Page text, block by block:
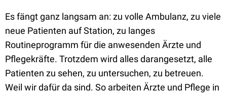
Es fängt ganz langsam an: zu volle Ambulanz, zu viele
neue Patienten auf Station, zu langes
Routineprogramm für die anwesenden Ärzte und
Pflegekräfte. Trotzdem wird alles darangesetzt, alle
Patienten zu sehen, zu untersuchen, zu betreuen.
Weil wir dafür da sind. So arbeiten Ärzte und Pflege in